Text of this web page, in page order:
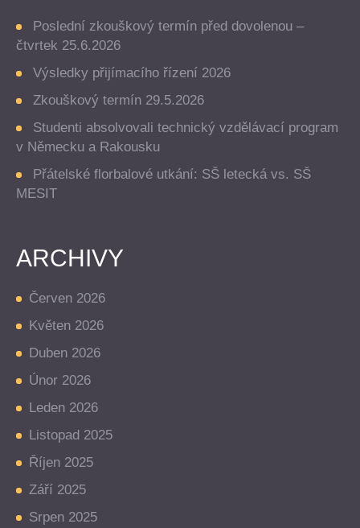
Poslední zkouškový termín před dovolenou –
čtvrtek 25.6.2026
Výsledky přijímacího řízení 2026
Zkouškový termín 29.5.2026
Studenti absolvovali technický vzdělávací program
v Německu a Rakousku
Přátelské florbalové utkání: SŠ letecká vs. SŠ
MESIT
ARCHIVY
Červen 2026
Květen 2026
Duben 2026
Únor 2026
Leden 2026
Listopad 2025
Říjen 2025
Září 2025
Srpen 2025